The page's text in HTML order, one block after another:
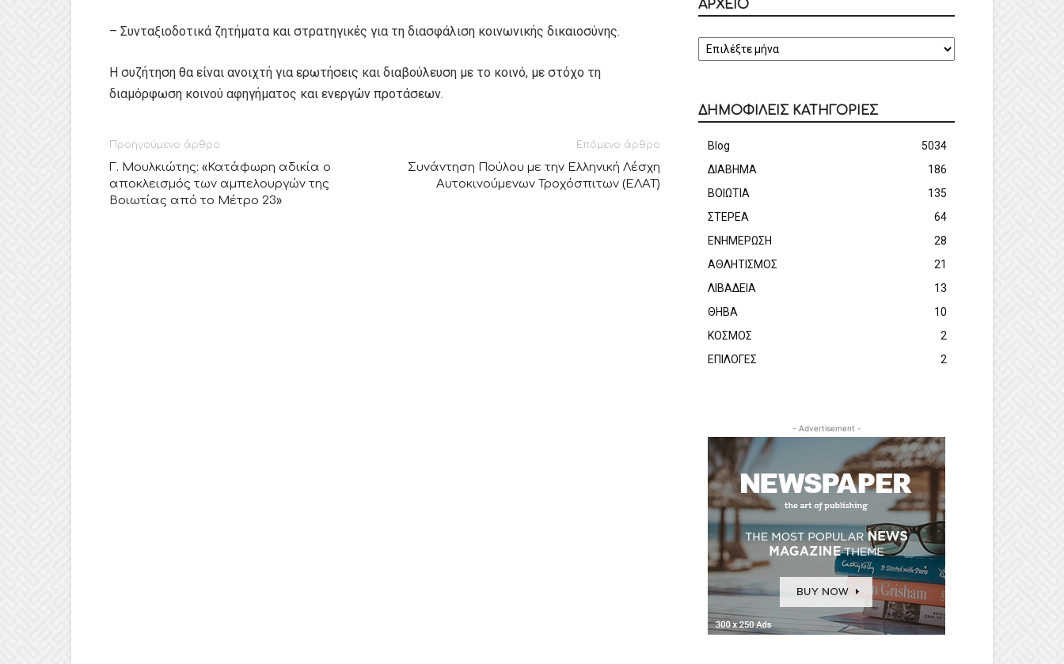
– Συνταξιοδοτικά ζητήματα και στρατηγικές για τη διασφάλιση κοινωνικής δικαιοσύνης.
Η συζήτηση θα είναι ανοιχτή για ερωτήσεις και διαβούλευση με το κοινό, με στόχο τη
διαμόρφωση κοινού αφηγήματος και ενεργών προτάσεων.
Προηγούμενο άρθρο
Γ. Μουλκιώτης: «Κατάφωρη αδικία ο
αποκλεισμός των αμπελουργών της
Βοιωτίας από το Μέτρο 23»
Επόμενο άρθρο
Συνάντηση Πούλου με την Ελληνική Λέσχη
Αυτοκινούμενων Τροχόσπιτων (ΕΛΑΤ)
ΑΡΧΕΙΟ
ΔΗΜΟΦΙΛΕΙΣ ΚΑΤΗΓΟΡΙΕΣ
Blog
5034
ΔΙΑΒΗΜΑ
186
ΒΟΙΩΤΙΑ
135
ΣΤΕΡΕΑ
64
ΕΝΗΜΕΡΩΣΗ
28
ΑΘΛΗΤΙΣΜΟΣ
21
ΛΙΒΑΔΕΙΑ
13
ΘΗΒΑ
10
ΚΟΣΜΟΣ
2
ΕΠΙΛΟΓΕΣ
2
- Advertisement -